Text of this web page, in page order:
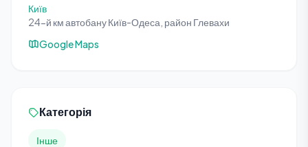
Київ
24-й км автобану Київ-Одеса, район Глевахи
Google Maps
Категорія
Інше